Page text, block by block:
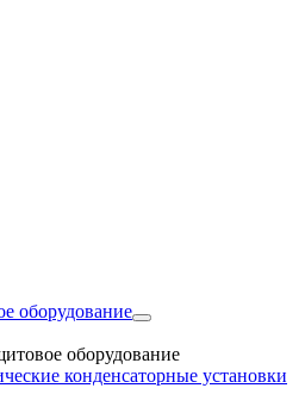
оборудование
оборудование
конденсаторные установки